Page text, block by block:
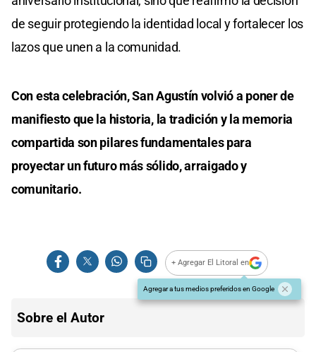
de seguir protegiendo la identidad local y fortalecer los
lazos que unen a la comunidad.
Con esta celebración, San Agustín volvió a poner de
manifiesto que la historia, la tradición y la memoria
compartida son pilares fundamentales para
proyectar un futuro más sólido, arraigado y
comunitario.
+ Agregar El Litoral en
Agregar a tus medios preferidos en Google
Sobre el Autor